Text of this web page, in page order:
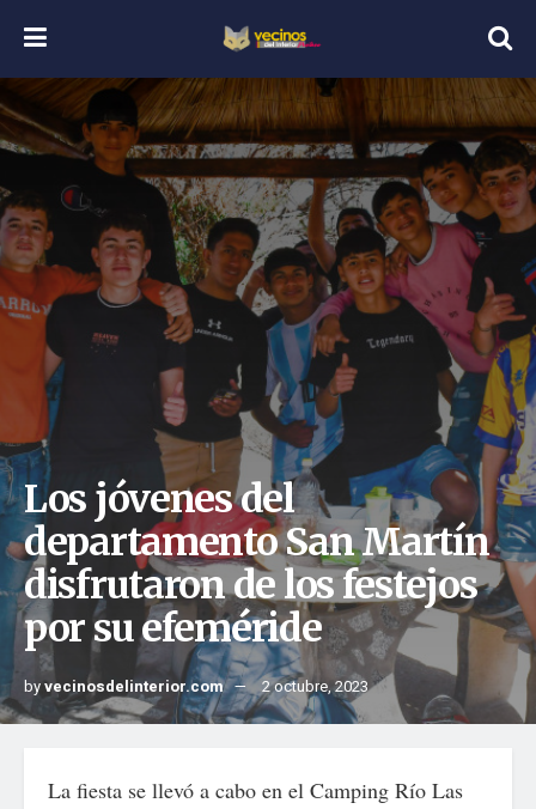
Los jóvenes del
departamento San Martín
disfrutaron de los festejos
por su efeméride
byvecinosdelinterior.com 2 octubre, 2023
La fiesta se llevó a cabo en el Camping Río Las